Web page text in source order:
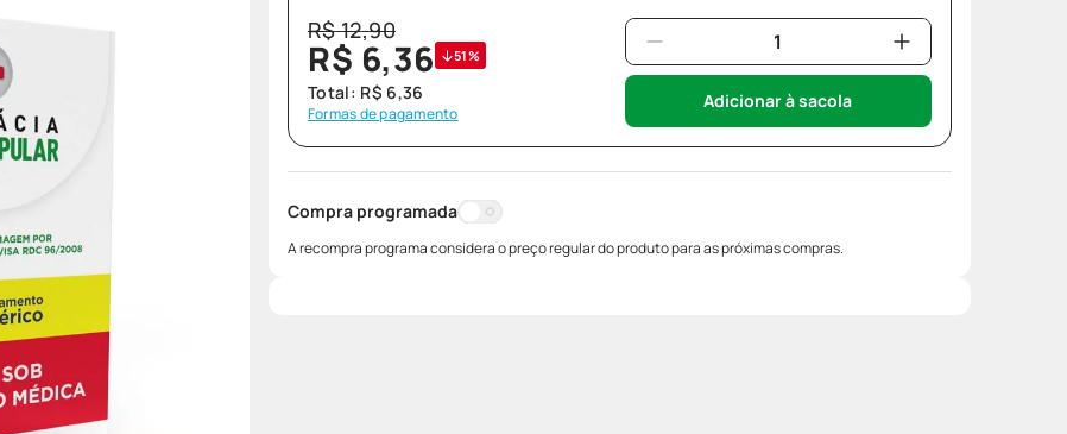
R$12,90
R$ 6,36 51%
Total: R$ 6,36
Formas de pagamento
Adicionar à sacola
Compra programada
A recompra programa considera o preço regular do produto para as próximas compras.